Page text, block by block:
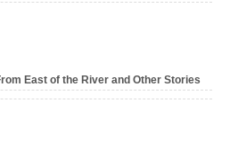
East of the River and Other Stories